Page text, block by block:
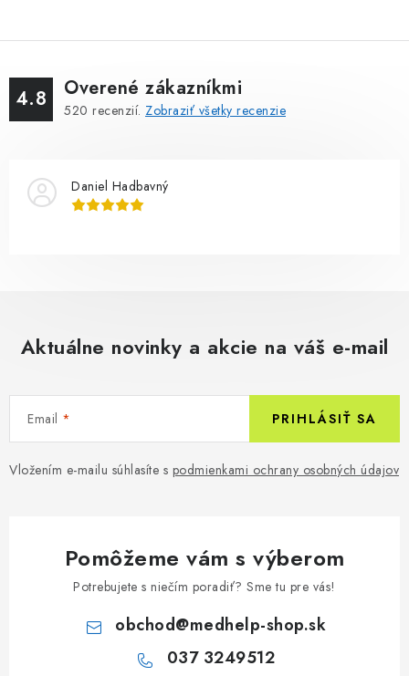
4.8 Overené zákazníkmi
520 recenzií. Zobraziť všetky recenzie
Daniel Hadbavný
Aktuálne novinky a akcie na váš e-mail
Email
Vložením e-mailu súhlasíte s podmienkami ochrany osobných údajov
PRIHLÁSIŤ SA
Pomôžeme vám s výberom
Potrebujete s niečím poradiť? Sme tu pre vás!
obchod@medhelp-shop.sk
037 3249512